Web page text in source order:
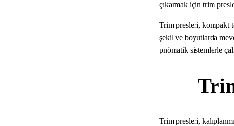
çıkarmak için trim
Trim presleri, kompakt
şekil ve boyutlarda
pnömatik sistemlerle
Trim presleri,